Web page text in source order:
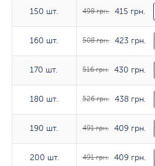
150 шт.
160 шт.
170 шт.
180 шт.
190 шт.
200 шт.
150 шт. 498 грн. 415 грн.
160 шт. 508 грн. 423 грн.
170 шт. 516 грн. 430 грн.
180 шт. 526 грн. 438 грн.
190 шт. 491 грн. 409 грн.
200 шт. 491 грн. 409 грн.